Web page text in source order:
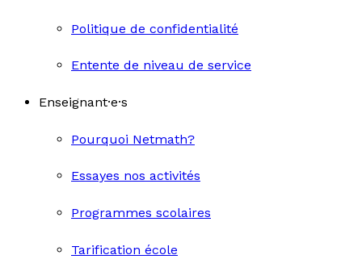
Politique de confidentialité
Entente de niveau de service
Enseignant·e·s
Pourquoi Netmath?
Essayes nos activités
Programmes scolaires
Tarification école